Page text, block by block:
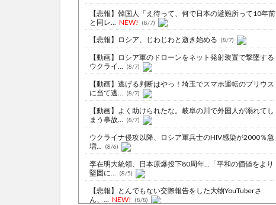
【悲報】韓国人「え待って、何で日本の避難所って10年前
と同レ...
NEW! (8/7)
【悲報】ロシア、じわじわと逝き始める (8/7)
【動画】ロシア軍のドローンをネット発射装置で撃墜する
ウクライ... (8/7)
【動画】逃げる判断はやっ！埼玉でスマホ運転のプリウス
に当て逃... (8/7)
【動画】よく助けられたな。岐阜の川で外国人が溺れてし
まう事故... (8/7)
ウクライナ侵攻以降、ロシア軍兵士のHIV感染が2000％急
増... (8/6)
李在明大統領、日本原爆投下80周年…「平和の価値をより
堅固に... (8/5)
【悲報】とんでもない交際報告をした大物YouTuberさ
ん、... NEW! (8/8)